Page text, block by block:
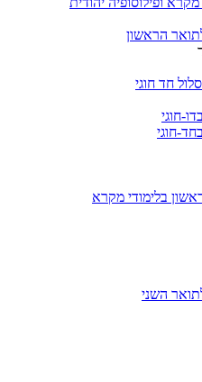
הראשון
חד חוגי
חוגי
חוגי
בלימודי מקרא
השני